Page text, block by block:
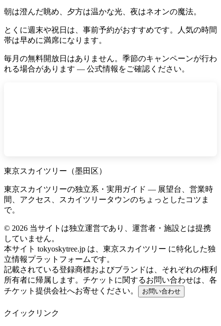
朝は澄んだ眺め、夕方は温かな光、夜はネオンの魔法。
とくに週末や祝日は、事前予約がおすすめです。人気の時間
帯は早めに満席になります。
毎月の無料開放日はありません。季節のキャンペーンが行わ
れる場合があります — 公式情報をご確認ください。
東京スカイツリー（墨田区）
東京スカイツリーの独立系・実用ガイド — 展望台、営業時
間、アクセス、スカイツリータウンのちょっとしたコツま
で。
© 2026 当サイトは独立運営であり、運営者・施設とは提携
していません。
本サイト tokyoskytree.jp は、東京スカイツリー に特化した独
立情報プラットフォームです。
記載されている登録商標およびブランドは、それぞれの権利
所有者に帰属します。チケットに関するお問い合わせは、各
チケット提供会社へお寄せください。
お問い合わせ
クイックリンク